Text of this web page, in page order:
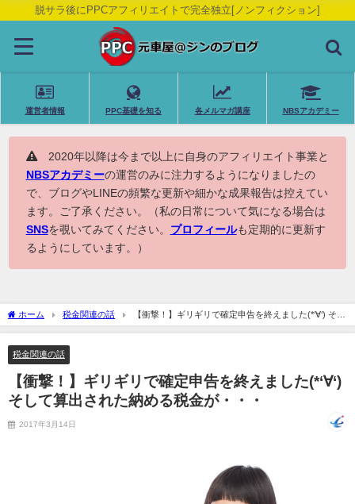
脱サラ後にPPCアフィリエイトで完全独立[ノンフィクション]
運営者情報 PPC基礎を知る 各メルマガ講座 NBSアカデミー
2020年以降は今まで以上に自身のアフィリエイト事業と
NBSアカデミーの運営のみに注力するようになりましたの
で、ブログやLINEの頻繁な更新や細かな成果報告は控えてい
ます。ご了承ください。（私の日常について気になる場合は
SNSを覗いてみてください。 プロフィールも定期的に更新す
るようにしています。）
ホーム 税金関連の話
【衝撃！】ギリギリで確定申告を終えました(*‘∀‘) そし
て算出された納める税金が・・・
税金関連の話
【衝撃！】ギリギリで確定申告を終えました(*‘∀‘)
そして算出された納める税金が・・・
2017年3月14日